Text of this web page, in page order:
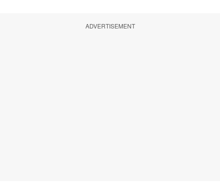
ADVERTISEMENT